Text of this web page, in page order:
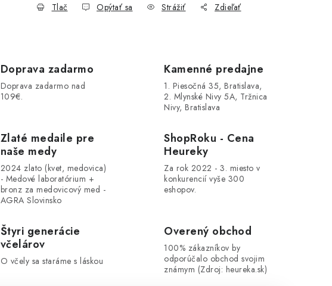
Tlač Opýtať sa Strážiť Zdieľať
Doprava zadarmo
Doprava zadarmo nad
109€.
Kamenné predajne
1. Piesočná 35, Bratislava,
2. Mlynské Nivy 5A, Tržnica
Nivy, Bratislava
Zlaté medaile pre
naše medy
2024 zlato (kvet, medovica)
- Medové laboratórium +
bronz za medovicový med -
AGRA Slovinsko
ShopRoku - Cena
Heureky
Za rok 2022 - 3. miesto v
konkurencií vyše 300
eshopov.
Štyri generácie
včelárov
O včely sa staráme s láskou
Overený obchod
100% zákazníkov by
odporúčalo obchod svojim
známym (Zdroj: heureka.sk)